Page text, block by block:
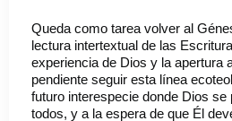
Queda como tarea volver al
lectura intertextual de las
experiencia de Dios y la apertura
pendiente seguir esta línea
futuro interespecie donde Dios se
todos, y a la espera de que Él